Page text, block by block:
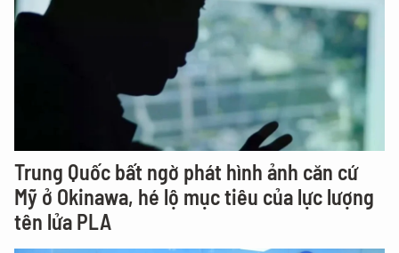
Trung Quốc bất ngờ phát hình ảnh căn cứ
Mỹ ở Okinawa, hé lộ mục tiêu của lực lượng
tên lửa PLA